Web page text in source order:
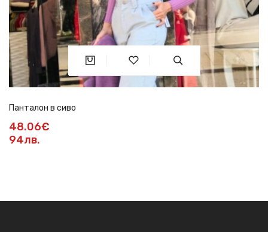
Панталон в сиво
48.06€
94лв.